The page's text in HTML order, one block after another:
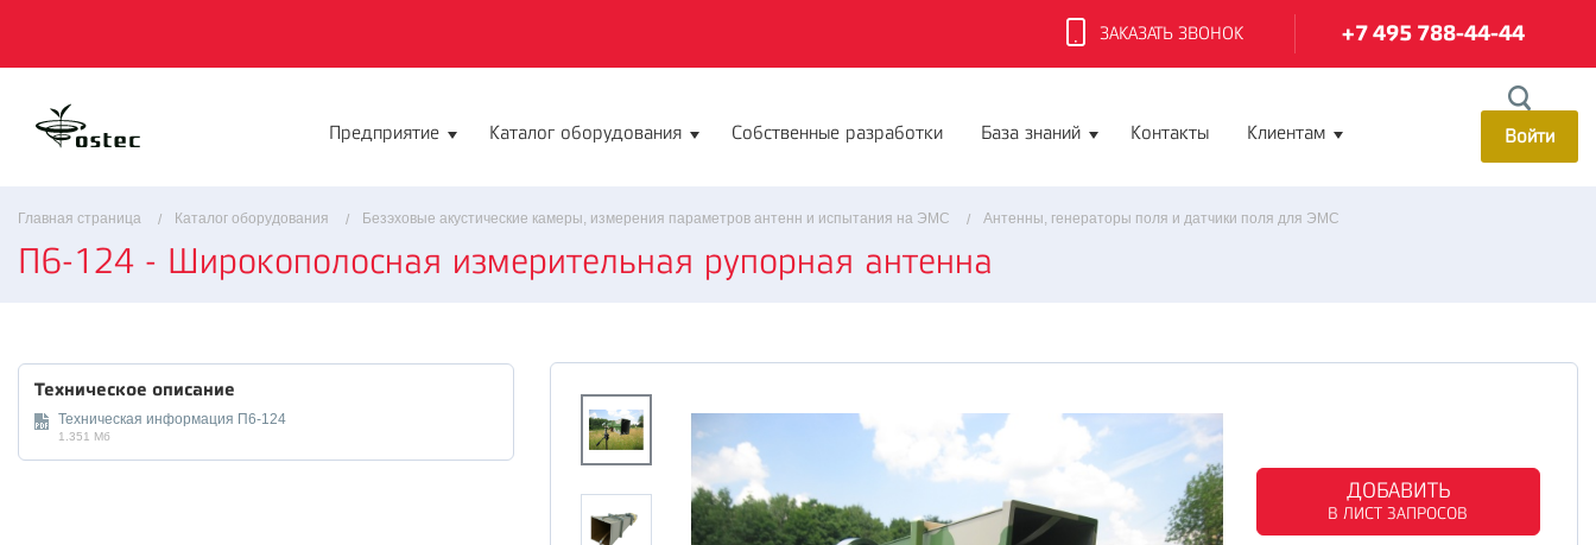
ЗАКАЗАТЬ ЗВОНОК +7 495 788-44-44
Предприятие Каталог оборудования Собственные разработки База знаний Контакты Клиентам Войти
Главная страница Каталог оборудования Безэховые акустические камеры, измерения параметров антенн и испытания на ЭМС Антенны, генераторы поля и датчики поля для ЭМС
П6-124 - Широкополосная измерительная рупорная антенна
ДОБАВИТЬ
В ЛИСТ ЗАПРОСОВ
Техническое описание
Техническая информация П6-124
1.351 Мб